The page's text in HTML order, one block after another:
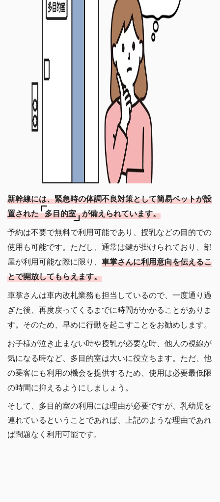
新幹線には、緊急時の体調不良対策として簡易ベットが設
置された 多目的室 が備えられています。
予約は不要で無料で利用可能であり、授乳などの目的での
使用も可能です。ただし、通常は鍵が掛けられており、部
屋が利用可能な際に限り、 車掌さんに利用意向を伝えるこ
とで開放してもらえます。
車掌さんは車内改札業務も担当しているので、一度通り過
ぎた後、再度戻ってくるまでに時間がかかることがありま
す。そのため、早めに行動を起こすことをお勧めします。
お子様が泣き止まない時や授乳が必要な時、他人の視線が
気になる時など、多目的室は大いに役立ちます。ただ、他
の乗客にも利用の機会を提供するため、使用は必要最低限
の時間に抑えるようにしましょう。
そして、多目的室の利用には理由が必要ですが、乳幼児を
連れているということであれば、上記のような理由であれ
ば問題なく利用可能です。